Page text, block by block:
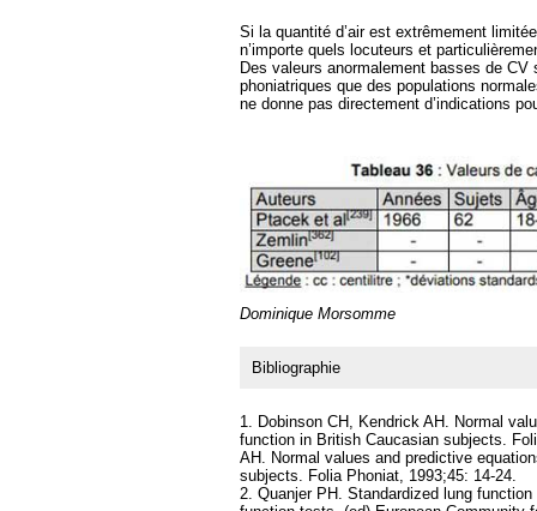
Si la quantité d’air est extrêmement
n’importe quels locuteurs et
Des valeurs anormalement basses de
phoniatriques que des populations
ne donne pas directement d’indications
Dominique Morsomme
Bibliographie
1. Dobinson CH, Kendrick AH. Normal
function in British Caucasian subjects.
AH. Normal values and predictive
subjects. Folia Phoniat, 1993;45: 14-24.
2. Quanjer PH. Standardized lung